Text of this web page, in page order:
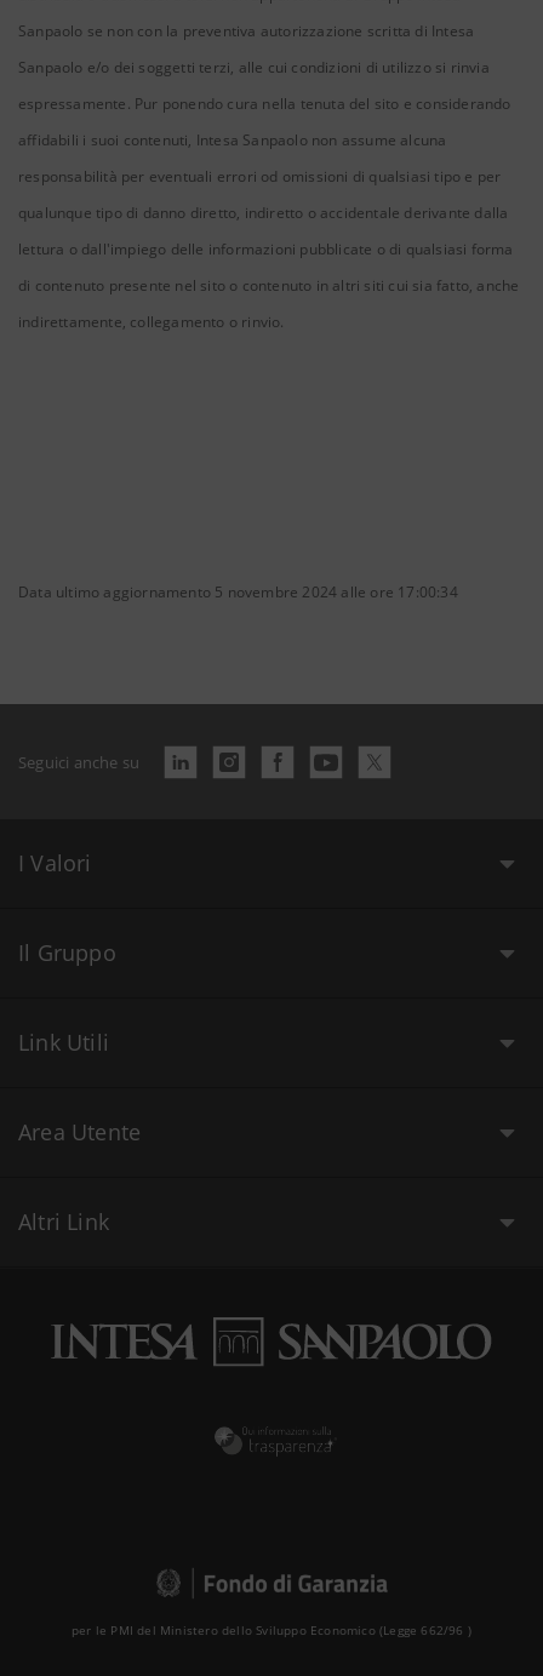
Sanpaolo se non con la preventiva autorizzazione scritta di Intesa
Sanpaolo e/o dei soggetti terzi, alle cui condizioni di utilizzo si rinvia
espressamente. Pur ponendo cura nella tenuta del sito e considerando
affidabili i suoi contenuti, Intesa Sanpaolo non assume alcuna
responsabilità per eventuali errori od omissioni di qualsiasi tipo e per
qualunque tipo di danno diretto, indiretto o accidentale derivante dalla
lettura o dall'impiego delle informazioni pubblicate o di qualsiasi forma
di contenuto presente nel sito o contenuto in altri siti cui sia fatto, anche
indirettamente, collegamento o rinvio.
Data ultimo aggiornamento 5 novembre 2024 alle ore 17:00:34
Seguici anche su
I Valori
Il Gruppo
Link Utili
Area Utente
Altri Link
per le PMI del Ministero dello Sviluppo Economico (Legge 662/96 )